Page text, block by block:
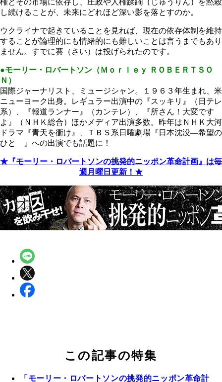
し続けることが、未来にどれほど深い影を落とすのか。
ウクライナで起きていることを見れば、現在の依存体制を維持
することが論理的にも情緒的にも難しいことは言うまでもあり
ません。すでに賽（さい）は投げられたのです。
●モーリー・ロバートソン（Ｍｏｒｌｅｙ ＲＯＢＥＲＴＳＯ
Ｎ）
国際ジャーナリスト、ミュージシャン。１９６３年生まれ、米
ニューヨーク出身。レギュラー出演中の『スッキリ』（日テレ
系）、『報道ランナー』（カンテレ）、『所さん！大変です
よ』（ＮＨＫ総合）ほかメディア出演多数。昨年はＮＨＫ大河
ドラマ『青天を衝け』、ＴＢＳ系日曜劇場『日本沈没―希望の
ひと―』への出演でも話題に！
★『モーリー・ロバートソンの挑発的ニッポン革命計画』は毎
週月曜日更新！★
この記事の特集
「モーリー・ロバートソンの挑発的ニッポン革命計